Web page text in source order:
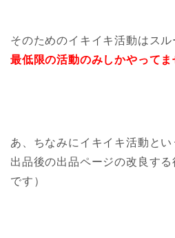
そのためのイキイキ活動はスル
最低限の活動のみしかやってま
あ、ちなみにイキイキ活動とい
出品後の出品ページの改良す
です）